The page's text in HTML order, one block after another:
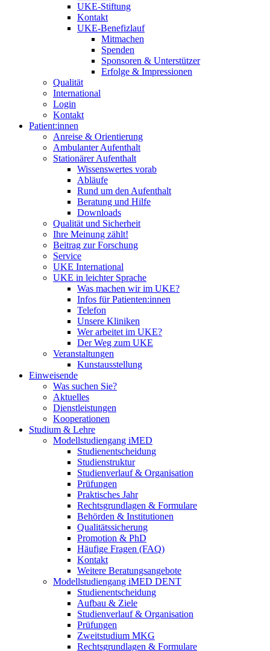
UKE-Stiftung
Kontakt
UKE-Benefizlauf
Mitmachen
Spenden
Sponsoren & Unterstützer
Erfolge & Impressionen
Qualität
International
Login
Kontakt
Patient:innen
Anreise & Orientierung
Ambulanter Aufenthalt
Stationärer Aufenthalt
Wissenswertes vorab
Abläufe
Rund um den Aufenthalt
Beratung und Hilfe
Downloads
Qualität und Sicherheit
Ihre Meinung zählt!
Beitrag zur Forschung
Service
UKE International
UKE in leichter Sprache
Was machen wir im UKE?
Infos für Patienten:innen
Telefon
Unsere Kliniken
Wer arbeitet im UKE?
Der Weg zum UKE
Veranstaltungen
Kunstausstellung
Einweisende
Was suchen Sie?
Aktuelles
Dienstleistungen
Kooperationen
Studium & Lehre
Modellstudiengang iMED
Studienentscheidung
Studienstruktur
Studienverlauf & Organisation
Prüfungen
Praktisches Jahr
Rechtsgrundlagen & Formulare
Behörden & Institutionen
Qualitätssicherung
Promotion & PhD
Häufige Fragen (FAQ)
Kontakt
Weitere Beratungsangebote
Modellstudiengang iMED DENT
Studienentscheidung
Aufbau & Ziele
Studienverlauf & Organisation
Prüfungen
Zweitstudium MKG
Rechtsgrundlagen & Formulare